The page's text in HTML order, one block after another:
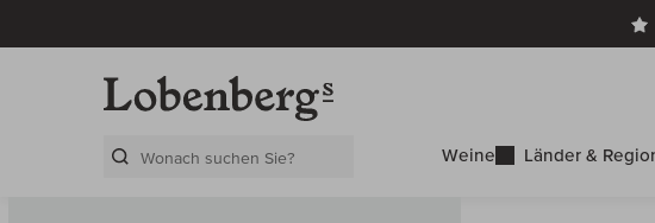
Weine Länder &